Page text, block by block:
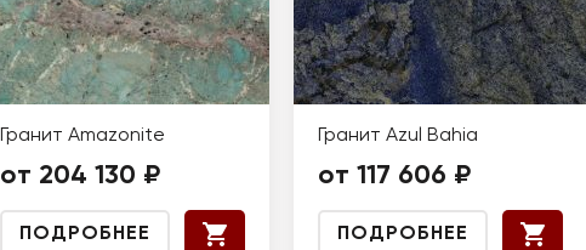
Гранит Amazonite
от 204 130 ₽
ПОДРОБНЕЕ
Гранит Azul Bahia
от 117 606 ₽
ПОДРОБНЕЕ